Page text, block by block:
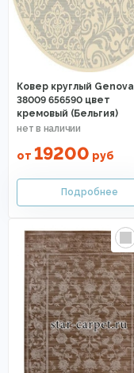
Ковер круглый Genova
38009 656590 цвет
кремовый (Бельгия)
от 19200 руб